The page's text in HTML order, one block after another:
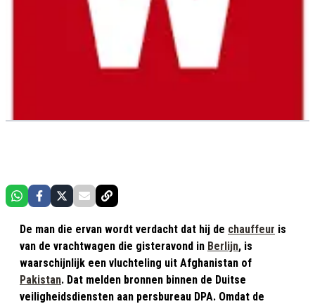
De man die ervan wordt verdacht dat hij de chauffeur is
van de vrachtwagen die gisteravond in Berlijn, is
waarschijnlijk een vluchteling uit Afghanistan of
Pakistan. Dat melden bronnen binnen de Duitse
veiligheidsdiensten aan persbureau DPA. Omdat de